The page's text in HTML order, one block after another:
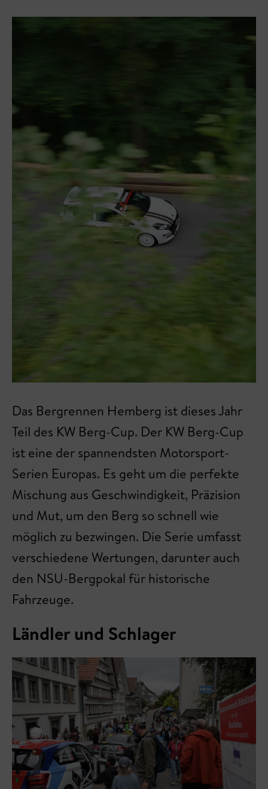
Das Bergrennen Hemberg ist dieses Jahr
Teil des KW Berg-Cup. Der KW Berg-Cup
ist eine der spannendsten Motorsport-
Serien Europas. Es geht um die perfekte
Mischung aus Geschwindigkeit, Präzision
und Mut, um den Berg so schnell wie
möglich zu bezwingen. Die Serie umfasst
verschiedene Wertungen, darunter auch
den NSU-Bergpokal für historische
Fahrzeuge.
Ländler und Schlager